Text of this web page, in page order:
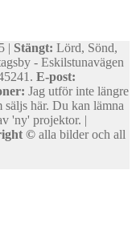
| Stängt: Lörd, Sönd,
- Eskilstunavägen
E-post:
Jag utför inte längre
säljs här. Du kan lämna
'ny' projektor. |
© alla bilder och all